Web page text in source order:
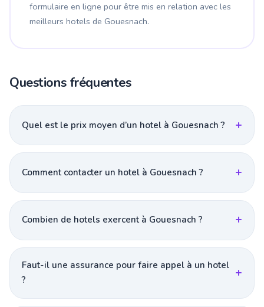
formulaire en ligne pour être mis en relation avec les
meilleurs hotels de Gouesnach.
Questions fréquentes
Quel est le prix moyen d’un hotel à Gouesnach ?
Comment contacter un hotel à Gouesnach ?
Combien de hotels exercent à Gouesnach ?
Faut-il une assurance pour faire appel à un hotel
?